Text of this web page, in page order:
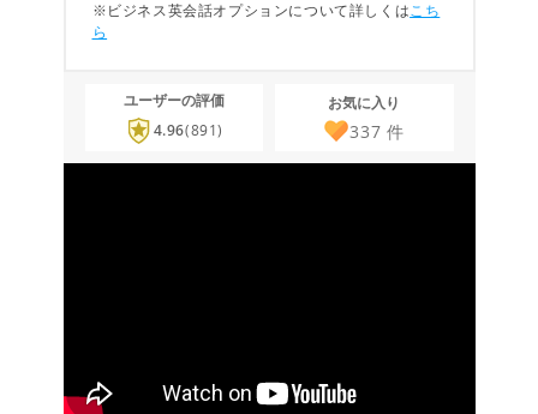
※ビジネス英会話オプションについて詳しくはこち
ら
ユーザーの評価
4.96(891)
お気に入り
337 件